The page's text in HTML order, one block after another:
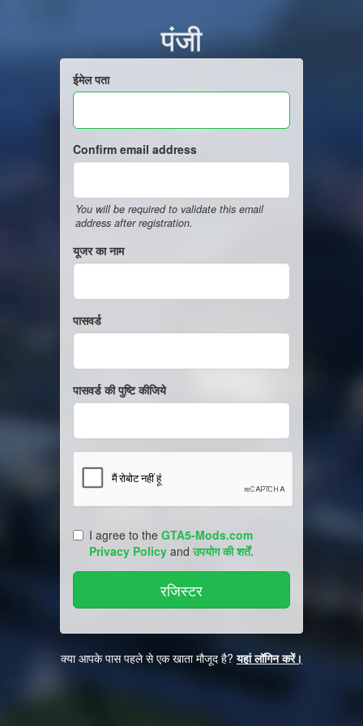
पंजी
ईमेल पता
Confirm email address
You will be required to validate this email
address after registration.
यूजर का नाम
पासवर्ड
पासवर्ड की पुष्टि कीजिये
I agree to the GTA5-Mods.com
Privacy Policy andउपयोग की शर्तें.
क्या आपके पास पहले से एक खाता मौजूद है?यहां लॉगिन करें।